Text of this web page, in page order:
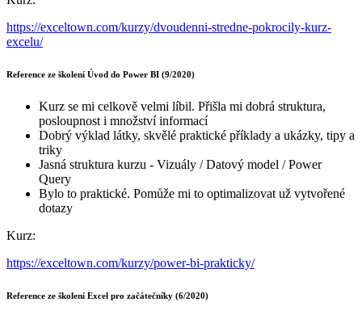
https://exceltown.com/kurzy/dvoudenni-stredne-pokrocily-kurz-
excelu/
Reference ze školení Úvod do Power BI (9/2020)
Kurz se mi celkově velmi líbil. Přišla mi dobrá struktura,
posloupnost i množství informací
Dobrý výklad látky, skvělé praktické příklady a ukázky, tipy a
triky
Jasná struktura kurzu - Vizuály / Datový model / Power
Query
Bylo to praktické. Pomůže mi to optimalizovat už vytvořené
dotazy
Kurz:
https://exceltown.com/kurzy/power-bi-prakticky/
Reference ze školení Excel pro začátečníky (6/2020)